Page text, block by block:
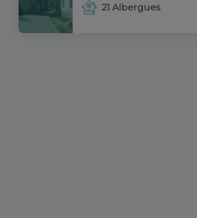
21 Albergues